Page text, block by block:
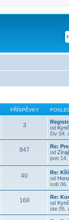
PŘÍSPĚVKY
3
od
čtv 04.
847
Re:
od
pon 14.
40
Re:
od
sob 06.
168
Re:
od
úte 05.